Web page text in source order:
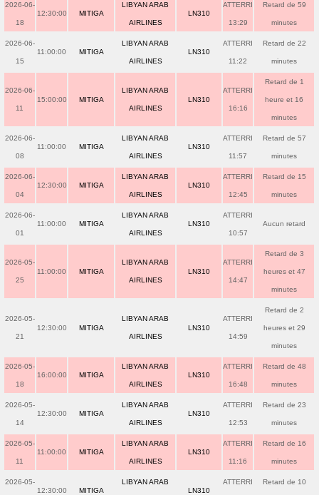
2026-06-
18
12:30:00 MITIGA
LIBYAN ARAB
AIRLINES
LN310
ATTERRI
13:29
Retard de 59
minutes
2026-06-
15
11:00:00 MITIGA
LIBYAN ARAB
AIRLINES
LN310
ATTERRI
11:22
Retard de 22
minutes
2026-06-
11
15:00:00 MITIGA
LIBYAN ARAB
AIRLINES
LN310
ATTERRI
16:16
Retard de 1
heure et 16
minutes
2026-06-
08
11:00:00 MITIGA
LIBYAN ARAB
AIRLINES
LN310
ATTERRI
11:57
Retard de 57
minutes
2026-06-
04
12:30:00 MITIGA
LIBYAN ARAB
AIRLINES
LN310
ATTERRI
12:45
Retard de 15
minutes
2026-06-
01
11:00:00 MITIGA
LIBYAN ARAB
AIRLINES
LN310
ATTERRI
10:57
Aucun retard
2026-05-
25
11:00:00 MITIGA
LIBYAN ARAB
AIRLINES
LN310
ATTERRI
14:47
Retard de 3
heures et 47
minutes
2026-05-
21
12:30:00 MITIGA
LIBYAN ARAB
AIRLINES
LN310
ATTERRI
14:59
Retard de 2
heures et 29
minutes
2026-05-
18
16:00:00 MITIGA
LIBYAN ARAB
AIRLINES
LN310
ATTERRI
16:48
Retard de 48
minutes
2026-05-
14
12:30:00 MITIGA
LIBYAN ARAB
AIRLINES
LN310
ATTERRI
12:53
Retard de 23
minutes
2026-05-
11
11:00:00 MITIGA
LIBYAN ARAB
AIRLINES
LN310
ATTERRI
11:16
Retard de 16
minutes
2026-05-
12:30:00 MITIGA
LIBYAN ARAB
LN310
ATTERRI Retard de 10